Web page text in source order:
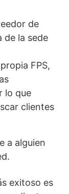
de
de la sede
FPS,
lo que
clientes
a alguien
exitoso es